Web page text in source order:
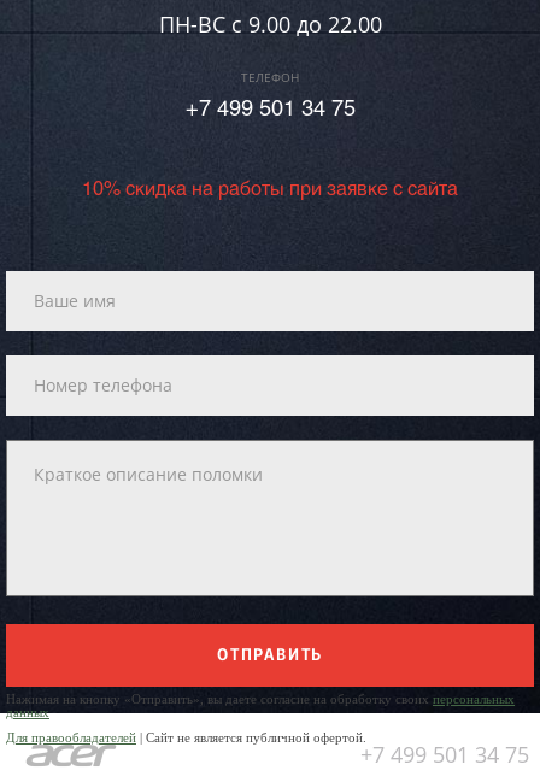
ПН-ВC c 9.00 до 22.00
ТЕЛЕФОН
+7 499 501 34 75
10% скидка на работы при заявке с сайта
ОТПРАВИТЬ
Нажимая на кнопку «Отправить», вы даете согласие на обработку своих персональных
данных
Для правообладателей | Сайт не является публичной офертой.
+7 499 501 34 75